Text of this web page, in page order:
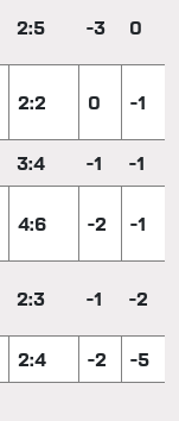
2:5 -3 0
2:2 0 -1
3:4 -1 -1
4:6 -2 -1
2:3 -1 -2
2:4 -2 -5